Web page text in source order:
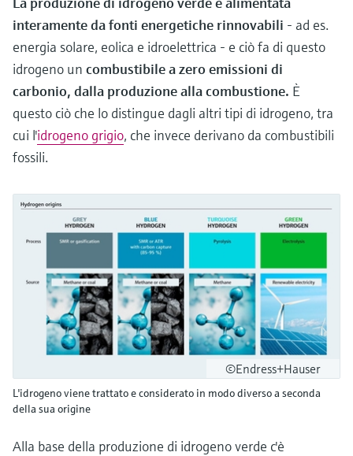
interamente da fonti energetiche rinnovabili - ad es.
energia solare, eolica e idroelettrica - e ciò fa di questo
idrogeno un combustibile a zero emissioni di
carbonio, dalla produzione alla combustione. È
questo ciò che lo distingue dagli altri tipi di idrogeno, tra
cui l'idrogeno grigio, che invece derivano da combustibili
fossili.
©Endress+Hauser
L'idrogeno viene trattato e considerato in modo diverso a seconda
della sua origine
Alla base della produzione di idrogeno verde c'è